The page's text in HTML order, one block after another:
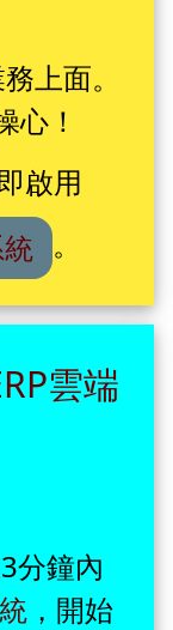
上面。
心！
啟用
。
雲端
分鐘內
，開始